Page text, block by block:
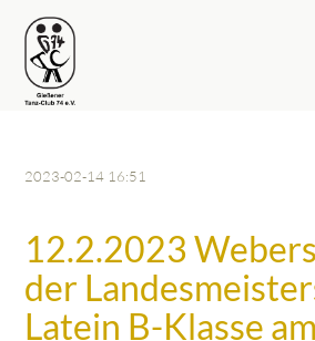
2023-02-14 16:51
12.2.2023
der
Latein B-Klasse